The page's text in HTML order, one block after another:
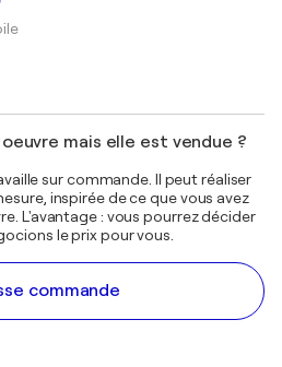
mais elle est vendue ?
sur commande. Il peut réaliser
inspirée de ce que vous avez
L'avantage : vous pourrez décider
le prix pour vous.
commande